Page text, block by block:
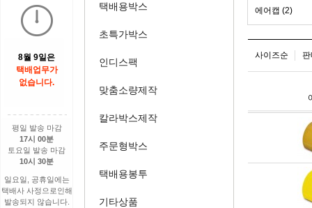
8월 9일은
택배업무가
없습니다.
평일 발송 마감
17시 00분
토요일 발송 마감
10시 30분
일요일, 공휴일에는
택배사 사정으로인해
발송되지 않습니다.
택배용박스
초특가박스
인디스팩
맞춤소량제작
칼라박스제작
주문형박스
택배용봉투
기타상품
에어캡 (2)
사이즈순